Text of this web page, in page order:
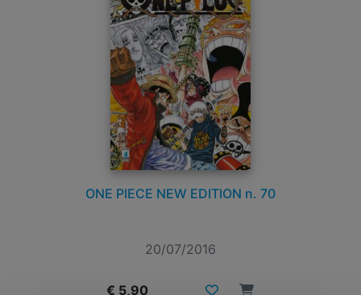
ONE PIECE NEW EDITION n. 70
20/07/2016
€ 5,90